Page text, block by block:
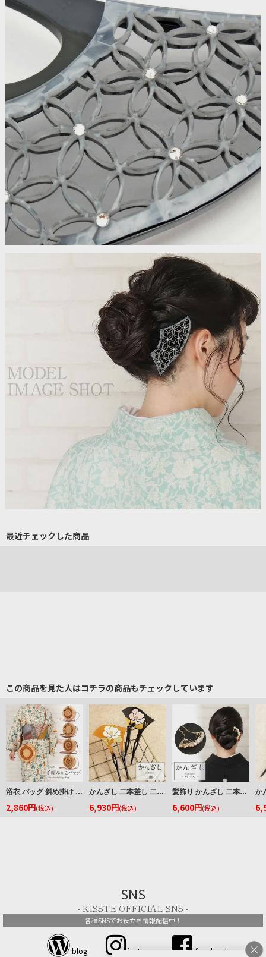
最近チェックした商品
この商品を見た人はコチラの商品もチェックしています
浴衣 バッグ 斜め掛け かご巾着 浴衣 バッグ レディース 和柄 黒かご 茶かご 浴衣バッグ 浴衣バック かごバック カゴ 籠 巾着 ベトナムバッグ
2,860円(税込)
かんざし 二本差し 二本 簪 バチ型 黒 べっ甲 白椿 椿 蒔絵簪 日本製 メール便対応
6,930円(税込)
髪飾り かんざし 二本挿し 簪 金 ゴールド パール バチ型 扇型 留袖かんざし 留袖用 訪問着用 ラインストーン 日本製 フォーマル メール便対応可
6,600円(税込)
SNS
- KISSTE OFFICIAL SNS -
各種SNSでお役立ち情報配信中！
blog instagram facebook